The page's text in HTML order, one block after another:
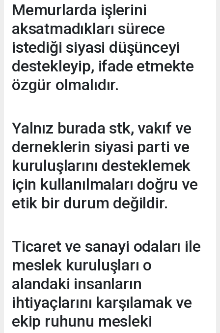
Memurlarda işlerini
aksatmadıkları sürece
istediği siyasi düşünceyi
destekleyip, ifade etmekte
özgür olmalıdır.
Yalnız burada stk, vakıf ve
derneklerin siyasi parti ve
kuruluşlarını desteklemek
için kullanılmaları doğru ve
etik bir durum değildir.
Ticaret ve sanayi odaları ile
meslek kuruluşları o
alandaki insanların
ihtiyaçlarını karşılamak ve
ekip ruhunu mesleki